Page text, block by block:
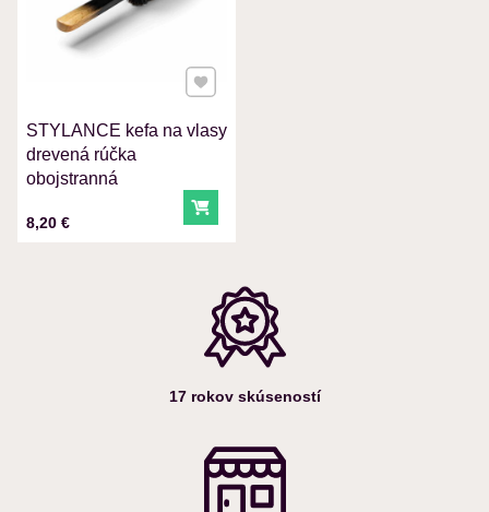
Odoslať
STYLANCE kefa na vlasy
drevená rúčka
obojstranná
Cena s DPH
8,20 € Do košíka
Pridať k Obľúbeným
17 rokov skúseností